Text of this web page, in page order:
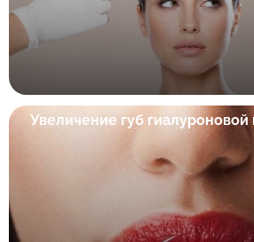
Увеличение губ гиалуроновой